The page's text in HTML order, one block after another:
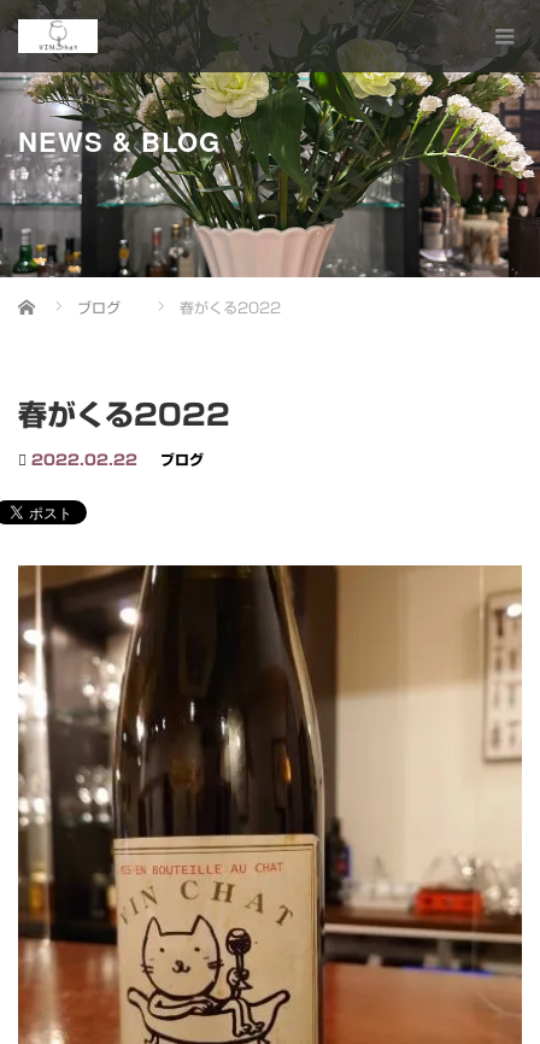
NEWS & BLOG
Home ブログ 春がくる2022
春がくる2022
2022.02.22 ブログ